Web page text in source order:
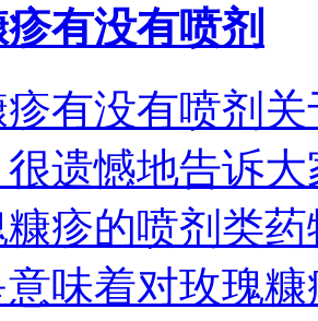
有没有喷剂
有没有喷剂
遗憾地告诉
疹的喷剂类
味着对玫瑰